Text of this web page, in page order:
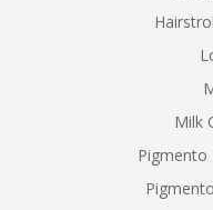
Milk
Pigmento